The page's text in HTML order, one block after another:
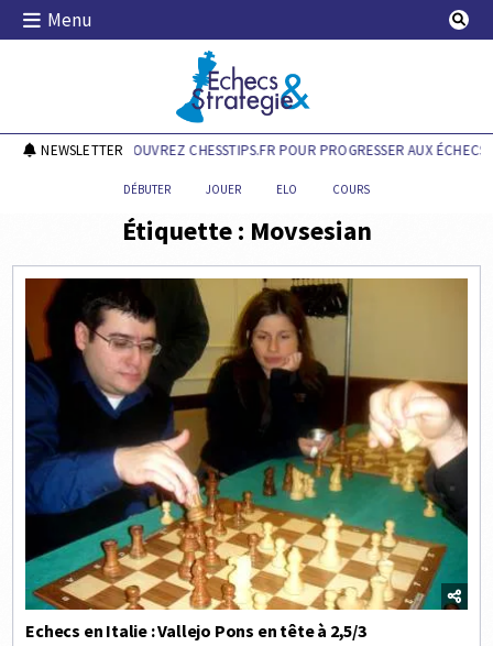
Skip
Menu
Echecs & Stratégie
NEWSLETTERDÉCOUVREZ CHESSTIPS.FR POUR PROGRESSER AUX ÉCHECS !
DÉBUTER JOUER ELO COURS
Étiquette : Movsesian
Echecs en Italie : Vallejo Pons en tête à 2,5/3